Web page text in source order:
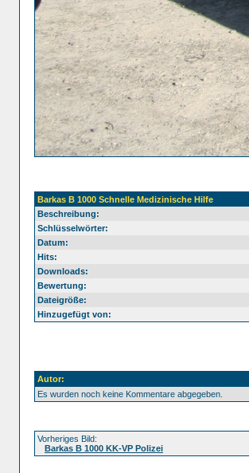
Barkas B 1000 Schnelle Medizinische Hilfe
Beschreibung:
Schlüsselwörter:
Datum:
Hits:
Downloads:
Bewertung:
Dateigröße:
Hinzugefügt von:
Autor:
Es wurden noch keine Kommentare abgegeben.
Vorheriges Bild:
Barkas B 1000 KK-VP Polizei